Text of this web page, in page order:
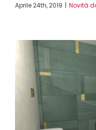
Aprile 24th, 2019 | Novità